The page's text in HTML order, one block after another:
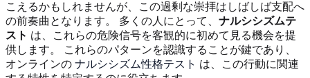
こえるかもしれませんが、この過剰な崇拝はしばしば支配へ
の前奏曲となります。 多くの人にとって、 ナルシシズムテ
スト は、これらの危険信号を客観的に初めて見る機会を提
供します。 これらのパターンを認識することが鍵であり、
オンラインの ナルシシズム性格テスト は、この行動に関連